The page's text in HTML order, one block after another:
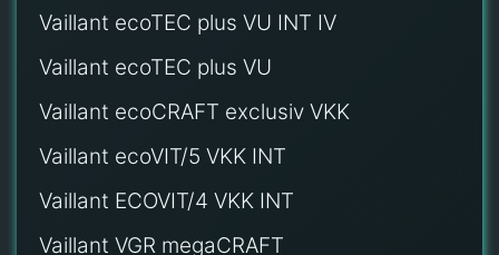
Vaillant ecoTEC plus VU INT IV
Vaillant ecoTEC plus VU
Vaillant ecoCRAFT exclusiv VKK
Vaillant ecoVIT/5 VKK INT
Vaillant ECOVIT/4 VKK INT
Vaillant VGR megaCRAFT